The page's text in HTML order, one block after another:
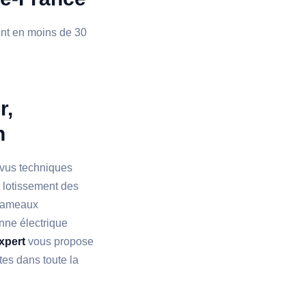
en moins de 30
techniques
des
électrique
vous propose
dans toute la